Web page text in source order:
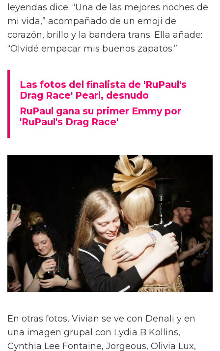
leyendas dice: “Una de las mejores noches de
mi vida,” acompañado de un emoji de
corazón, brillo y la bandera trans. Ella añade:
“Olvidé empacar mis buenos zapatos.”
Las fotos del finalista de 'RuPaul's
Drag Race' Pearl, desnudo
RuPaul gana su primer Emmy por
'RuPaul's Drag Race'
En otras fotos, Vivian se ve con Denali y en
una imagen grupal con Lydia B Kollins,
Cynthia Lee Fontaine, Jorgeous, Olivia Lux,